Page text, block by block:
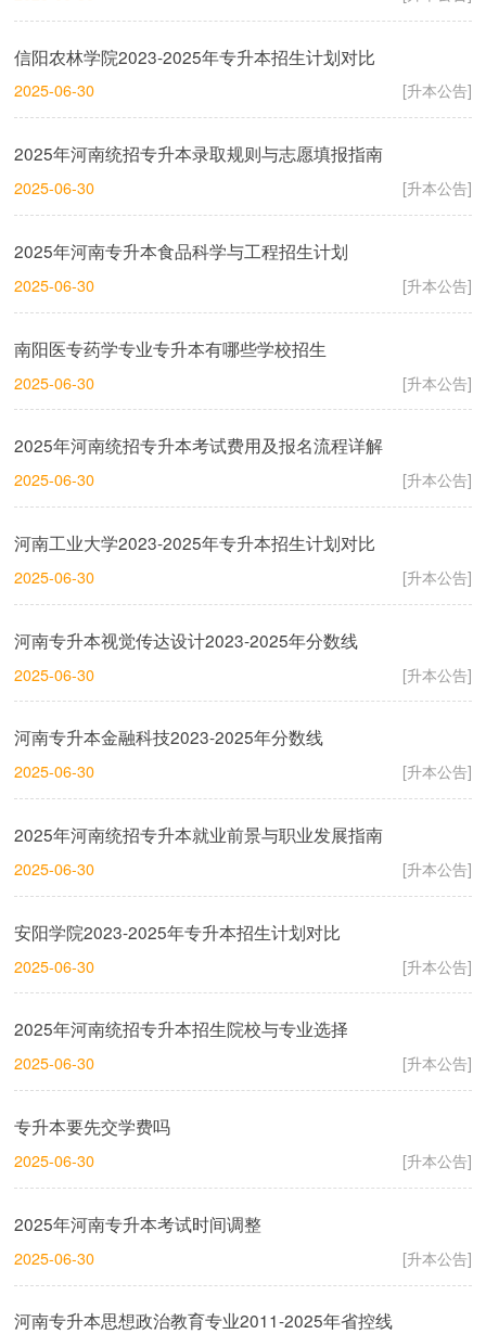
信阳农林学院2023-2025年专升本招生计划对比
2025-06-30 [升本公告]
2025年河南统招专升本录取规则与志愿填报指南
2025-06-30 [升本公告]
2025年河南专升本食品科学与工程招生计划
2025-06-30 [升本公告]
南阳医专药学专业专升本有哪些学校招生
2025-06-30 [升本公告]
2025年河南统招专升本考试费用及报名流程详解
2025-06-30 [升本公告]
河南工业大学2023-2025年专升本招生计划对比
2025-06-30 [升本公告]
河南专升本视觉传达设计2023-2025年分数线
2025-06-30 [升本公告]
河南专升本金融科技2023-2025年分数线
2025-06-30 [升本公告]
2025年河南统招专升本就业前景与职业发展指南
2025-06-30 [升本公告]
安阳学院2023-2025年专升本招生计划对比
2025-06-30 [升本公告]
2025年河南统招专升本招生院校与专业选择
2025-06-30 [升本公告]
专升本要先交学费吗
2025-06-30 [升本公告]
2025年河南专升本考试时间调整
2025-06-30 [升本公告]
河南专升本思想政治教育专业2011-2025年省控线